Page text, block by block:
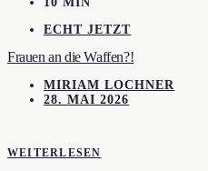
ECHT JETZT
Frauen an die Waffen?!
MIRIAM LOCHNER
28. MAI 2026
WEITERLESEN